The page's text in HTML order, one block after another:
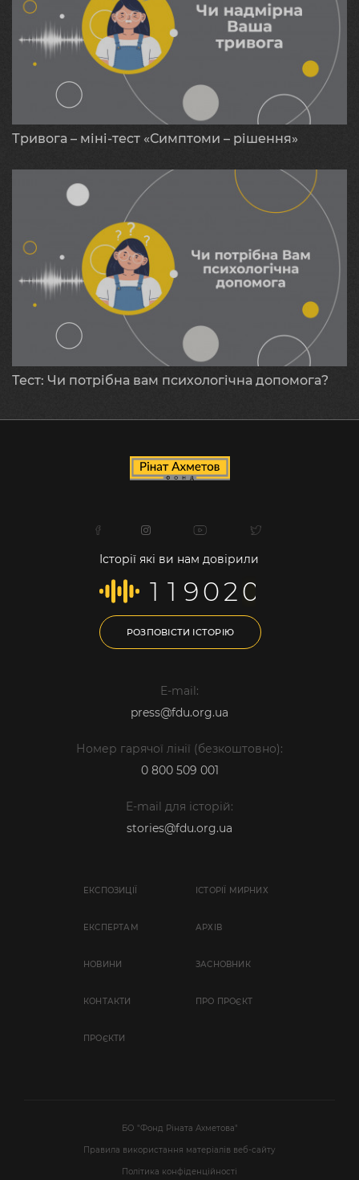
Тривога – міні-тест «Симптоми – рішення»
Тест: Чи потрібна вам психологічна допомога?
Історії які ви нам довірили
1 1 9020
РОЗПОВІСТИ ІСТОРІЮ
E-mail:
press@fdu.org.ua
Номер гарячої лінії (безкоштовно):
0 800 509 001
E-mail для історій:
stories@fdu.org.ua
ЕКСПОЗИЦІЇ ІСТОРІЇ МИРНИХ
EКСПЕРТАМ АРХІВ
НОВИНИ ЗАСНОВНИК
КОНТАКТИ ПРО ПРОЄКТ
ПРОЄКТИ
БО "Фонд Ріната Ахметова"
Правила використання матеріалів веб-сайту
Політика конфіденційності